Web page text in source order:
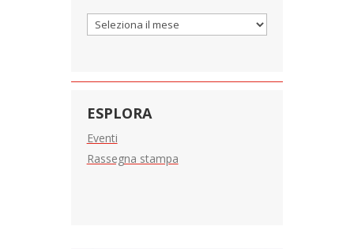
Archivi
ESPLORA
Eventi
Rassegna stampa